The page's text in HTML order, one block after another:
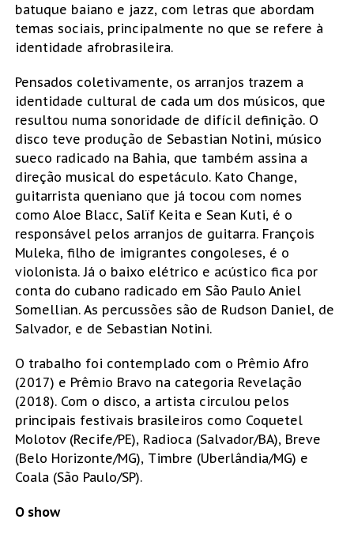
batuque baiano e jazz, com letras que abordam
temas sociais, principalmente no que se refere à
identidade afrobrasileira.
Pensados coletivamente, os arranjos trazem a
identidade cultural de cada um dos músicos, que
resultou numa sonoridade de difícil definição. O
disco teve produção de Sebastian Notini, músico
sueco radicado na Bahia, que também assina a
direção musical do espetáculo. Kato Change,
guitarrista queniano que já tocou com nomes
como Aloe Blacc, Salïf Keita e Sean Kuti, é o
responsável pelos arranjos de guitarra. François
Muleka, filho de imigrantes congoleses, é o
violonista. Já o baixo elétrico e acústico fica por
conta do cubano radicado em São Paulo Aniel
Somellian. As percussões são de Rudson Daniel, de
Salvador, e de Sebastian Notini.
O trabalho foi contemplado com o Prêmio Afro
(2017) e Prêmio Bravo na categoria Revelação
(2018). Com o disco, a artista circulou pelos
principais festivais brasileiros como Coquetel
Molotov (Recife/PE), Radioca (Salvador/BA), Breve
(Belo Horizonte/MG), Timbre (Uberlândia/MG) e
Coala (São Paulo/SP).
O show